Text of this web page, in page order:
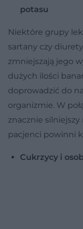
potasu
Niektóre grupy
sartany czy
zmniejszają jego
dużych ilości
doprowadzić do
organizmie. W
znacznie
pacjenci powinni
Cukrzycy i